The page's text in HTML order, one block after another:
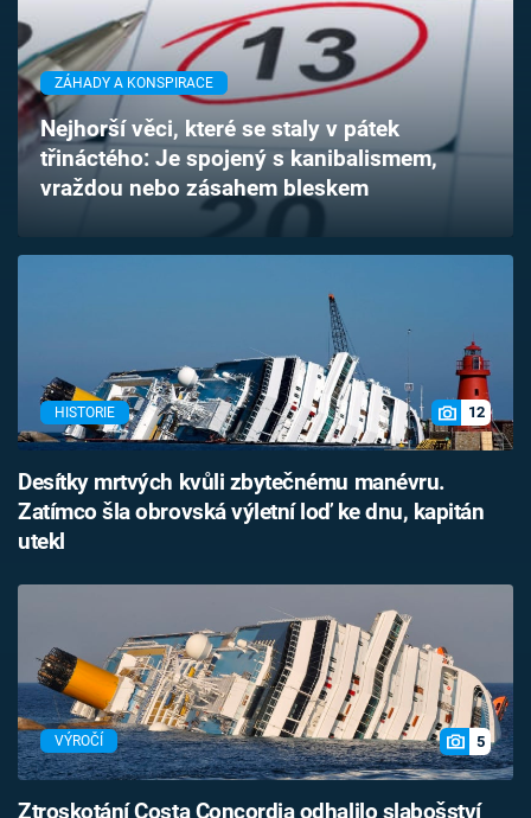
TV Program
Časopis
Sledujte prima+
ZÁHADY A KONSPIRACE
Nejhorší věci, které se staly v pátek
třináctého: Je spojený s kanibalismem,
vraždou nebo zásahem bleskem
HISTORIE 12
Desítky mrtvých kvůli zbytečnému manévru.
Zatímco šla obrovská výletní loď ke dnu, kapitán
utekl
VÝROČÍ 5
Ztroskotání Costa Concordia odhalilo slabošství